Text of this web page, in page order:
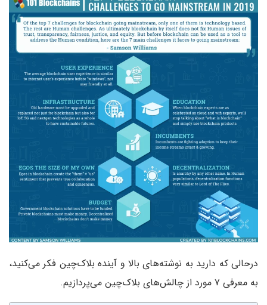
درحالی که دارید به نوشته‌های بالا و آینده بلاک‌چین‌ فکر می‌کنید،
به معرفی ۷ مورد از چالش‌های بلاک‌چین می‌پردازیم.